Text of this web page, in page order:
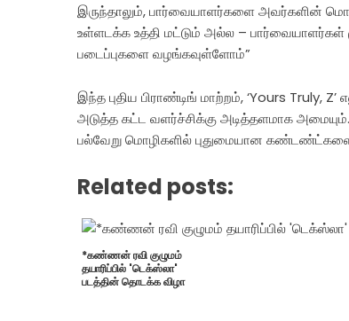
இருந்தாலும், பார்வையாளர்களை அவர்களின்
உள்ளடக்க உத்தி மட்டும் அல்ல – பார்வையாளர்கள்
படைப்புகளை வழங்கவுள்ளோம்”
இந்த புதிய பிராண்டிங் மாற்றம், ‘Yours Truly,
அடுத்த கட்ட வளர்ச்சிக்கு அடித்தளமாக
பல்வேறு மொழிகளில் புதுமையான கண்டண்ட்களை
Related posts:
*கண்ணன் ரவி குழுமம்
தயாரிப்பில் 'டெக்ஸ்லா'
படத்தின் தொடக்க விழா